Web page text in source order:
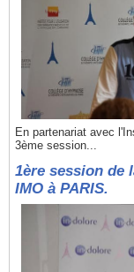
En partenariat avec
3ème session...
1ère session de
IMO à PARIS.